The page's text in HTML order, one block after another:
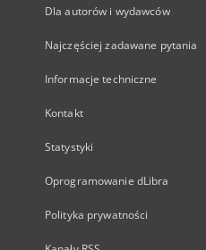
Dla autorów i wydawców
Najczęściej zadawane pytania
Informacje techniczne
Kontakt
Statystyki
Oprogramowanie dLibra
Polityka prywatności